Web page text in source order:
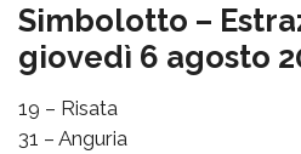
Simbolotto –
giovedì 6 agosto
19 – Risata
31 – Anguria